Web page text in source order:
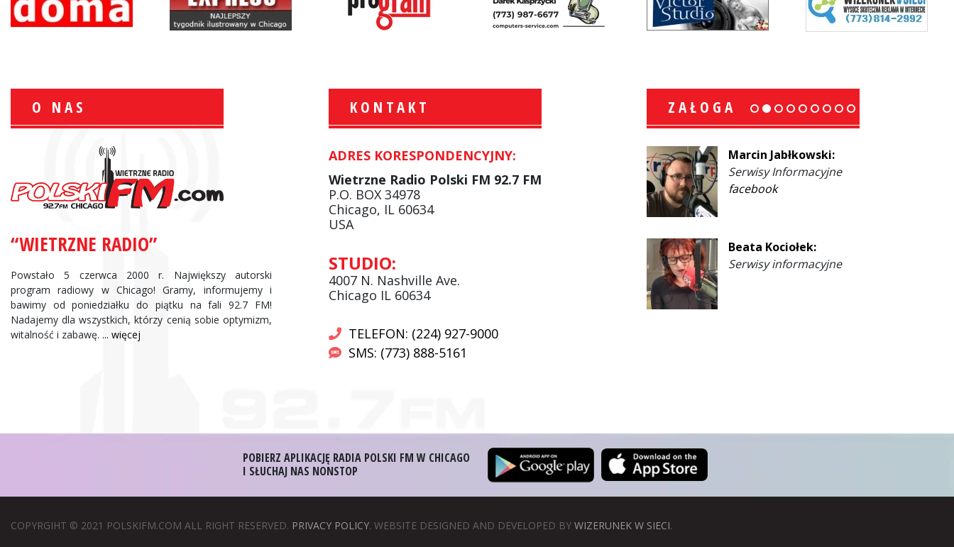
O NAS
“WIETRZNE RADIO”
Powstało 5 czerwca 2000 r. Największy autorski
program radiowy w Chicago! Gramy, informujemy i
bawimy od poniedziałku do piątku na fali 92.7 FM!
Nadajemy dla wszystkich, którzy cenią sobie optymizm,
witalność i zabawę. ... więcej
KONTAKT
ADRES KORESPONDENCYJNY:
Wietrzne Radio Polski FM 92.7 FM
P.O. BOX 34978
Chicago, IL 60634
USA
STUDIO:
4007 N. Nashville Ave.
Chicago IL 60634
TELEFON: (224) 927-9000
SMS: (773) 888-5161
ZAŁOGA
Informacje Giełdowe
Krzysztof Wawer:
Komentator
facebook
Marcin Jabłkowski:
Serwisy Informacyjne
facebook
Beata Kociołek:
Serwisy informacyjne
POBIERZ APLIKACJĘ RADIA POLSKI FM W CHICAGO
I SŁUCHAJ NAS NONSTOP
COPYRGIHT © 2021 POLSKIFM.COM ALL RIGHT RESERVED. PRIVACY POLICY. WEBSITE DESIGNED AND DEVELOPED BY WIZERUNEK W SIECI.